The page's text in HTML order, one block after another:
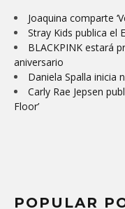
Joaquina comparte
Stray Kids publica el
BLACKPINK estará
aniversario
Daniela Spalla inicia
Carly Rae Jepsen
Floor’
POPULAR